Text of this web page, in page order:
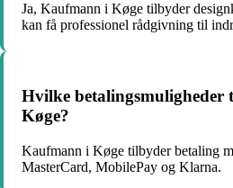
Ja, Kaufmann i Køge tilbyder
kan få professionel rådgivning til
Hvilke
Køge?
Kaufmann i Køge tilbyder betaling
MasterCard, MobilePay og Klarna.